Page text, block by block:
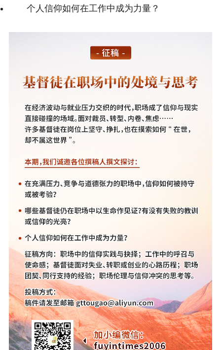
个人信仰如何在工作中成为力量？